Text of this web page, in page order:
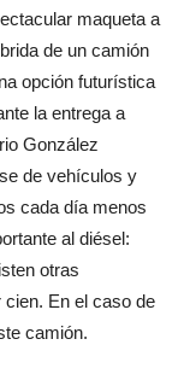
maqueta a
de un camión
opción futurística
la entrega a
González
de vehículos y
cada día menos
al diésel:
otras
En el caso de
camión.